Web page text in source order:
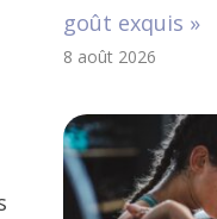
goût exquis »
8 août 2026